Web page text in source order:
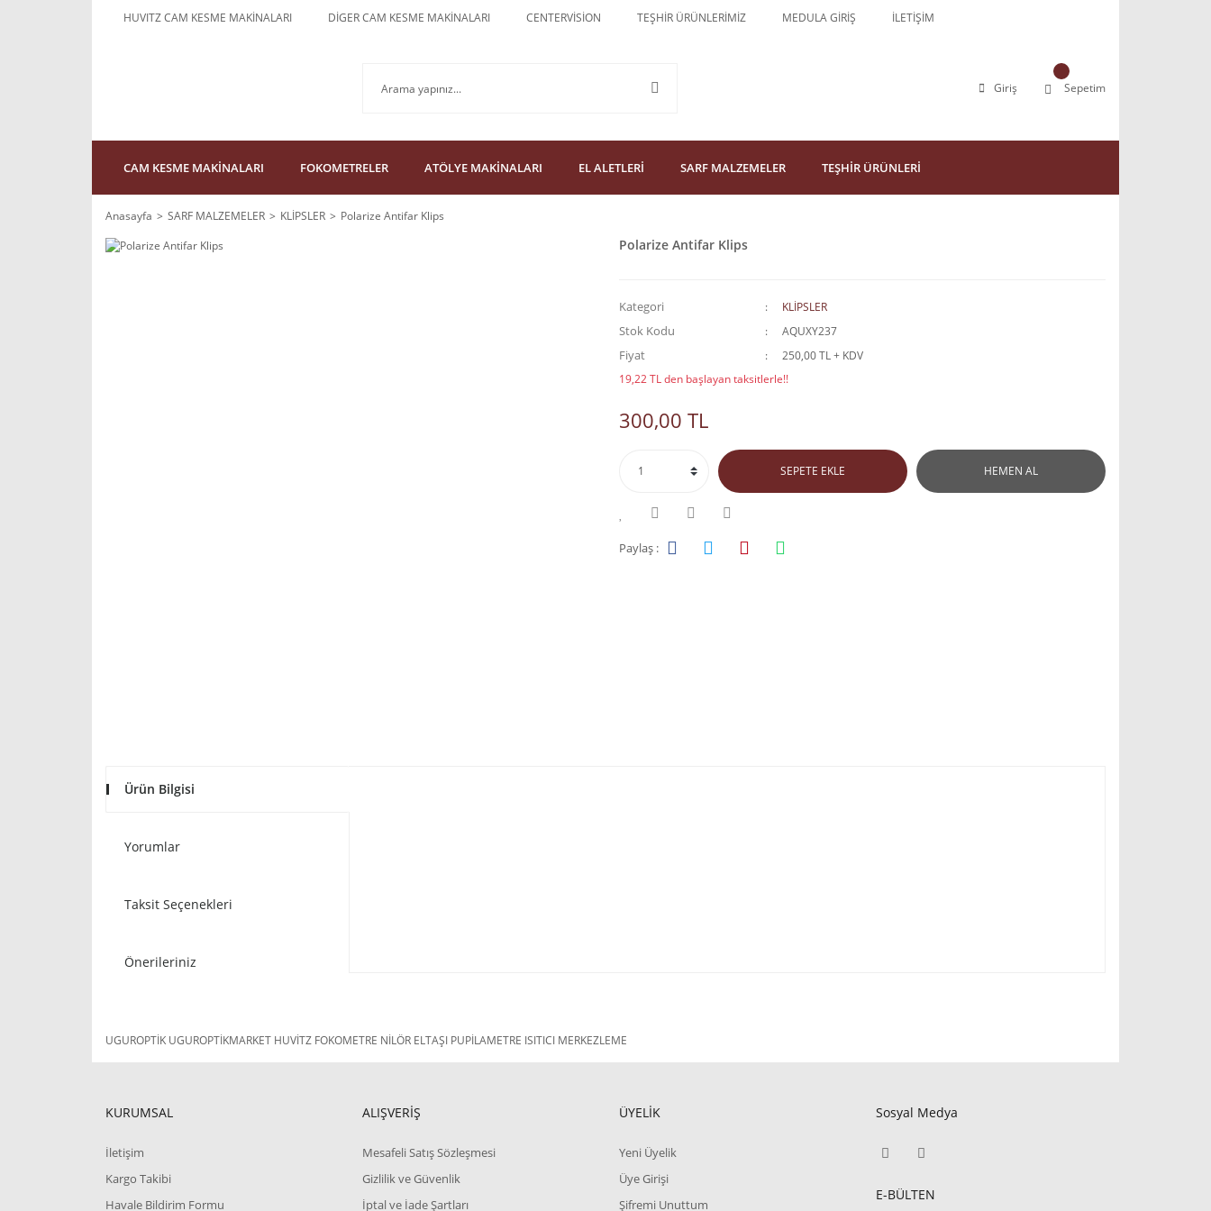
HUVITZ CAM KESME MAKİNALARI DİGER CAM KESME MAKİNALARI CENTERVİSİON TEŞHİR ÜRÜNLERİMİZ MEDULA GİRİŞ İLETİŞİM
Giriş Sepetim
CAM KESME MAKİNALARI FOKOMETRELER ATÖLYE MAKİNALARI EL ALETLERİ SARF MALZEMELER TEŞHİR ÜRÜNLERİ
Anasayfa SARF MALZEMELER KLİPSLER Polarize Antifar Klips
Polarize Antifar Klips
Kategori KLİPSLER
Stok Kodu AQUXY237
Fiyat
250,00 TL + KDV
19,22 TL den başlayan taksitlerle!!
300,00 TL
SEPETE EKLE HEMEN AL
Paylaş :
Ürün Bilgisi
Yorumlar
Taksit Seçenekleri
Önerileriniz
UGUROPTİK UGUROPTİKMARKET HUVİTZ FOKOMETRE NİLÖR ELTAŞI PUPİLAMETRE ISITICI MERKEZLEME
KURUMSAL
İletişim
Kargo Takibi
Havale Bildirim Formu
ALIŞVERİŞ
Mesafeli Satış Sözleşmesi
Gizlilik ve Güvenlik
İptal ve İade Şartları
ÜYELİK
Yeni Üyelik
Üye Girişi
Şifremi Unuttum
Sosyal Medya
E-BÜLTEN